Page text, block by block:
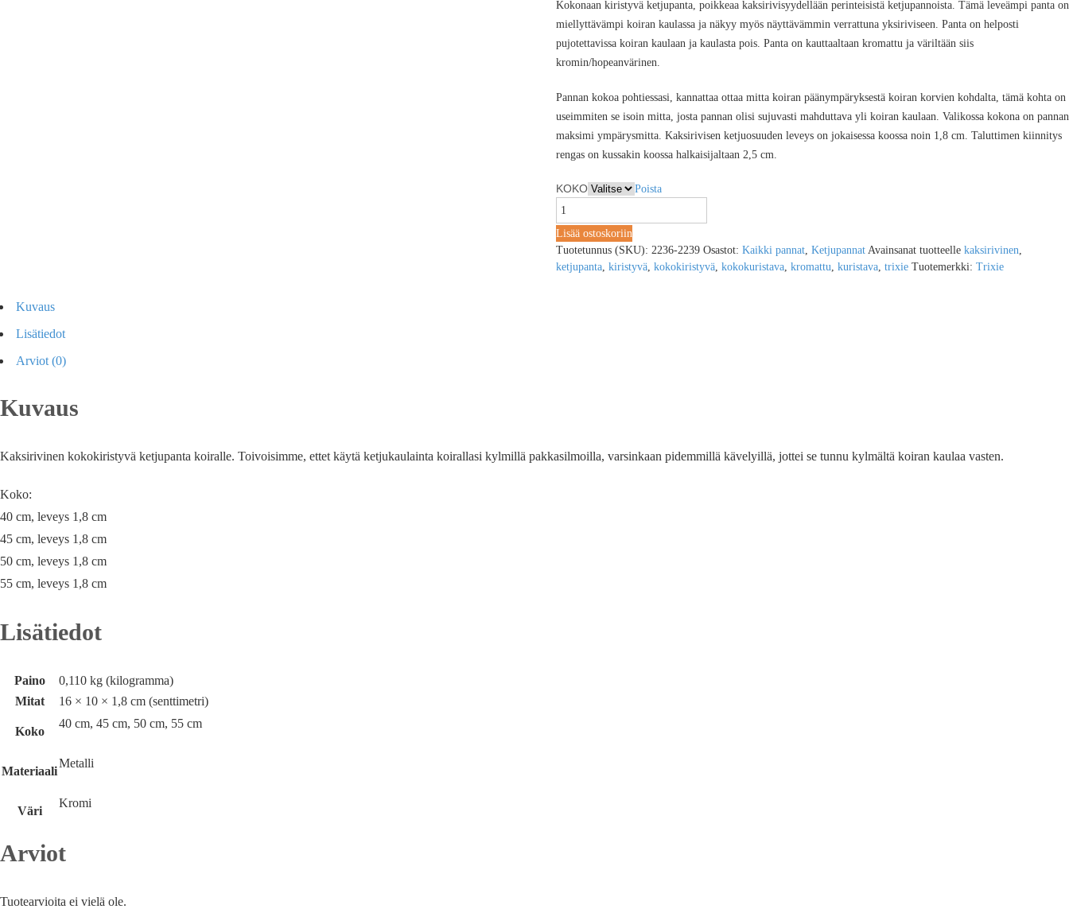
Kokonaan kiristyvä ketjupanta, poikkeaa kaksirivisyydellään perinteisistä ketjupannoista. Tämä leveämpi panta on
miellyttävämpi koiran kaulassa ja näkyy myös näyttävämmin verrattuna yksiriviseen. Panta on helposti
pujotettavissa koiran kaulaan ja kaulasta pois. Panta on kauttaaltaan kromattu ja väriltään siis
kromin/hopeanvärinen.
Pannan kokoa pohtiessasi, kannattaa ottaa mitta koiran päänympäryksestä koiran korvien kohdalta, tämä kohta on
useimmiten se isoin mitta, josta pannan olisi sujuvasti mahduttava yli koiran kaulaan. Valikossa kokona on pannan
maksimi ympärysmitta. Kaksirivisen ketjuosuuden leveys on jokaisessa koossa noin 1,8 cm. Taluttimen kiinnitys
rengas on kussakin koossa halkaisijaltaan 2,5 cm.
KOKO Poista
Lisää ostoskoriin
Tuotetunnus (SKU): 2236-2239 Osastot: Kaikki pannat, Ketjupannat Avainsanat tuotteelle kaksirivinen
ketjupanta, kiristyvä, kokokiristyvä, kokokuristava, kromattu kuristava, trixie Tuotemerkki: Trixie
Kuvaus
Lisätiedot
Arviot (0)
Kuvaus
Kaksirivinen kokokiristyvä ketjupanta koiralle. Toivoisimme, ettet käytä ketjukaulainta koirallasi kylmillä pakkasilmoilla, varsinkaan pidemmillä kävelyillä, jottei se tunnu kylmältä koiran kaulaa vasten.
Koko:
40 cm, leveys 1,8 cm
45 cm, leveys 1,8 cm
50 cm, leveys 1,8 cm
55 cm, leveys 1,8 cm
Lisätiedot
Paino
0,110 kg (kilogramma)
Mitat
16 × 10 × 1,8 cm (senttimetri)
Koko
40 cm, 45 cm, 50 cm, 55 cm
Materiaali
Metalli
Väri
Kromi
Arviot
Tuotearvioita ei vielä ole.